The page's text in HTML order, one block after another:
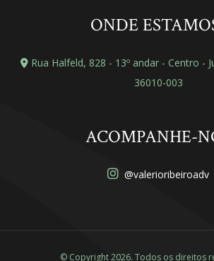
ONDE
Rua Halfeld, 828 - 13º andar - Centro -
36010-003
ACOMPANHE-
@valerioribeiroadv
© Copyright 2026. Todos os direitos